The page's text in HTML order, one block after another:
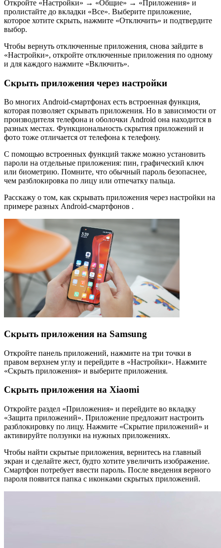
Откройте «Настройки» → «Общие» → «Приложения» и
пролистайте до вкладки «Все». Выберите приложение,
которое хотите скрыть, нажмите «Отключить» и подтвердите
выбор.
Чтобы вернуть отключенные приложения, снова зайдите в
«Настройки», откройте отключенные приложения по одному
и для каждого нажмите «Включить».
Скрыть приложения через настройки
Во многих Android-смартфонах есть встроенная функция,
которая позволяет скрывать приложения. Но в зависимости от
производителя телефона и оболочки Android она находится в
разных местах. Функциональность скрытия приложений и
фото тоже отличается от телефона к телефону.
С помощью встроенных функций также можно установить
пароли на отдельные приложения: пин, графический ключ
или биометрию. Помните, что обычный пароль безопаснее,
чем разблокировка по лицу или отпечатку пальца.
Расскажу о том, как скрывать приложения через настройки на
примере разных Android-смартфонов .
Скрыть приложения на Samsung
Откройте панель приложений, нажмите на три точки в
правом верхнем углу и перейдите в «Настройки». Нажмите
«Скрыть приложения» и выберите приложения.
Скрыть приложения на Xiaomi
Откройте раздел «Приложения» и перейдите во вкладку
«Защита приложений». Приложение предложит настроить
разблокировку по лицу. Нажмите «Скрытие приложений» и
активируйте ползунки на нужных приложениях.
Чтобы найти скрытые приложения, вернитесь на главный
экран и сделайте жест, будто хотите увеличить изображение.
Смартфон потребует ввести пароль. После введения верного
пароля появится папка с иконками скрытых приложений.